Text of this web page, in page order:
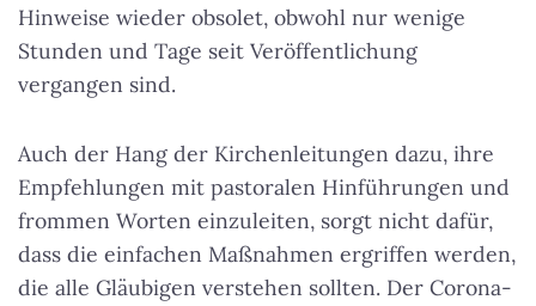
Hinweise wieder obsolet, obwohl nur wenige
Stunden und Tage seit Veröffentlichung
vergangen sind.
Auch der Hang der Kirchenleitungen dazu, ihre
Empfehlungen mit pastoralen Hinführungen und
frommen Worten einzuleiten, sorgt nicht dafür,
dass die einfachen Maßnahmen ergriffen werden,
die alle Gläubigen verstehen sollten. Der Corona-